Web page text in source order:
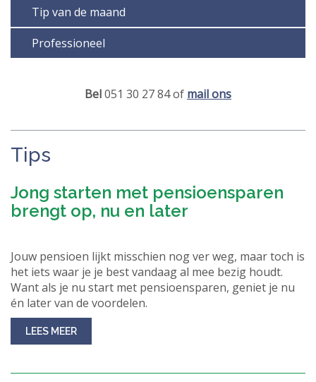
Tip van de maand
Professioneel
Bel051 30 27 84 of mail ons
Tips
Jong starten met pensioensparen
brengt op, nu en later
Jouw pensioen lijkt misschien nog ver weg, maar toch is
het iets waar je je best vandaag al mee bezig houdt.
Want als je nu start met pensioensparen, geniet je nu
én later van de voordelen.
LEES MEER